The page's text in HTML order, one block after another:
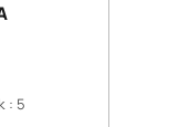
: 5